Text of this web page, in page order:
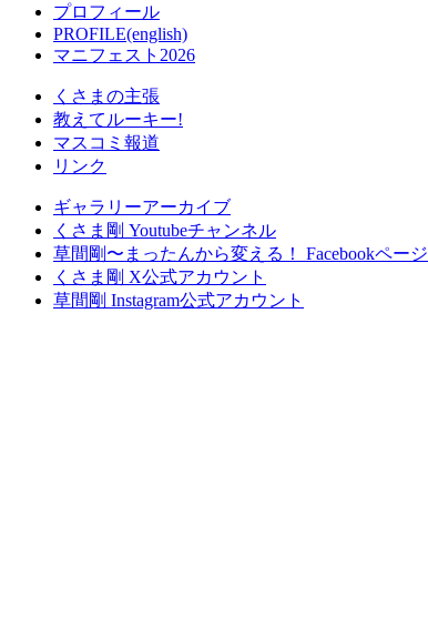
プロフィール
PROFILE(english)
マニフェスト2026
くさまの主張
教えてルーキー!
マスコミ報道
リンク
ギャラリーアーカイブ
くさま剛 Youtubeチャンネル
草間剛〜まったんから変える！ Facebookページ
くさま剛 X公式アカウント
草間剛 Instagram公式アカウント